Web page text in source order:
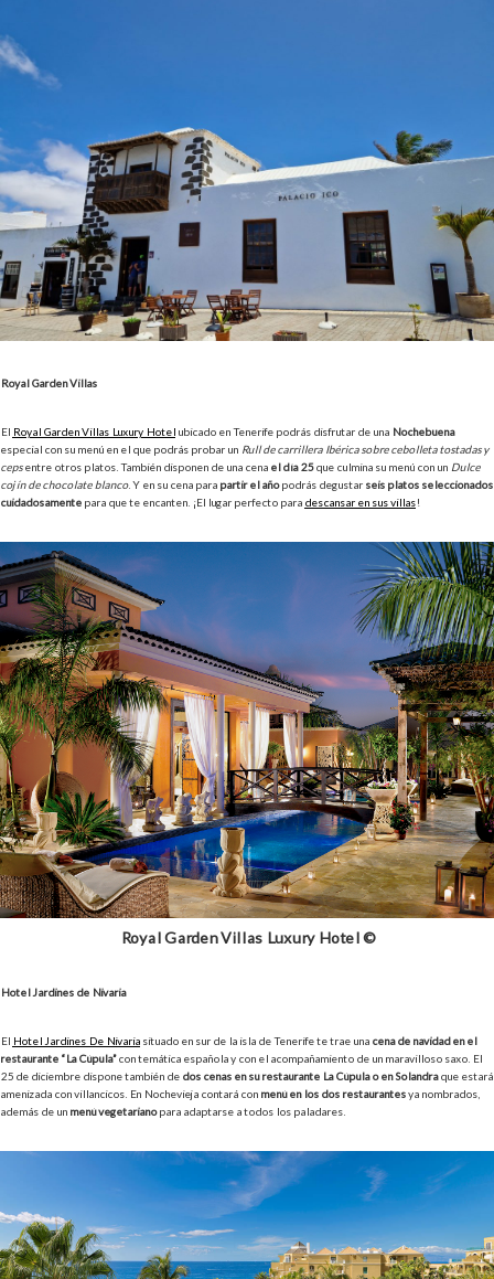
Royal Garden Villas
El Royal Garden Villas Luxury Hotel ubicado en Tenerife podrás disfrutar de una Nochebuena
especial con su menú en el que podrás probar un Rull de carrillera Ibérica sobre cebolleta tostadas y
cepsentre otros platos. También disponen de una cena el día 25que culmina su menú con un Dulce
cojín de chocolate blanco. Y en su cena para partir el añopodrás degustar seis platos seleccionados
cuidadosamente para que te encanten. ¡El lugar perfecto para descansar en sus villas!
Royal Garden Villas Luxury Hotel ©
Hotel Jardines de Nivaria
El Hotel Jardines De Nivaria situado en sur de la isla de Tenerife te trae una cena de navidad en el
restaurante “La Cúpula”con temática española y con el acompañamiento de un maravilloso saxo. El
25 de diciembre dispone también de dos cenas en su restaurante La Cúpula o en Solandraque estará
amenizada con villancicos. En Nochevieja contará con menú en los dos restaurantesya nombrados,
además de un menú vegetarianopara adaptarse a todos los paladares.